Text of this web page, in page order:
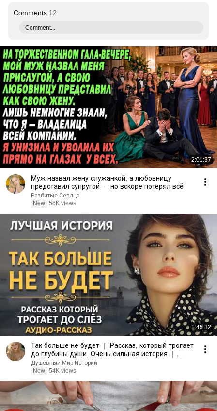
Comments 12
Comment...
2:01:37
Муж назвал жену служанкой, а любовницу
представил супругой — но вскоре потерял всё
Разбитые Сердца
New 56K views
1:45:32
Так больше не будет ｜ Рассказ, который трогает
до глубины души. Очень сильная история ｜
Аудиорассказ
Душевный Мир Историй
New 54K views